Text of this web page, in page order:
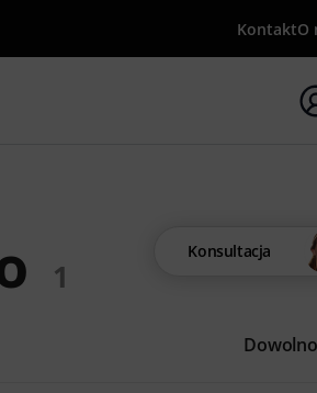
KontaktO
wyszukiwanie od słowa
1
Konsultacja